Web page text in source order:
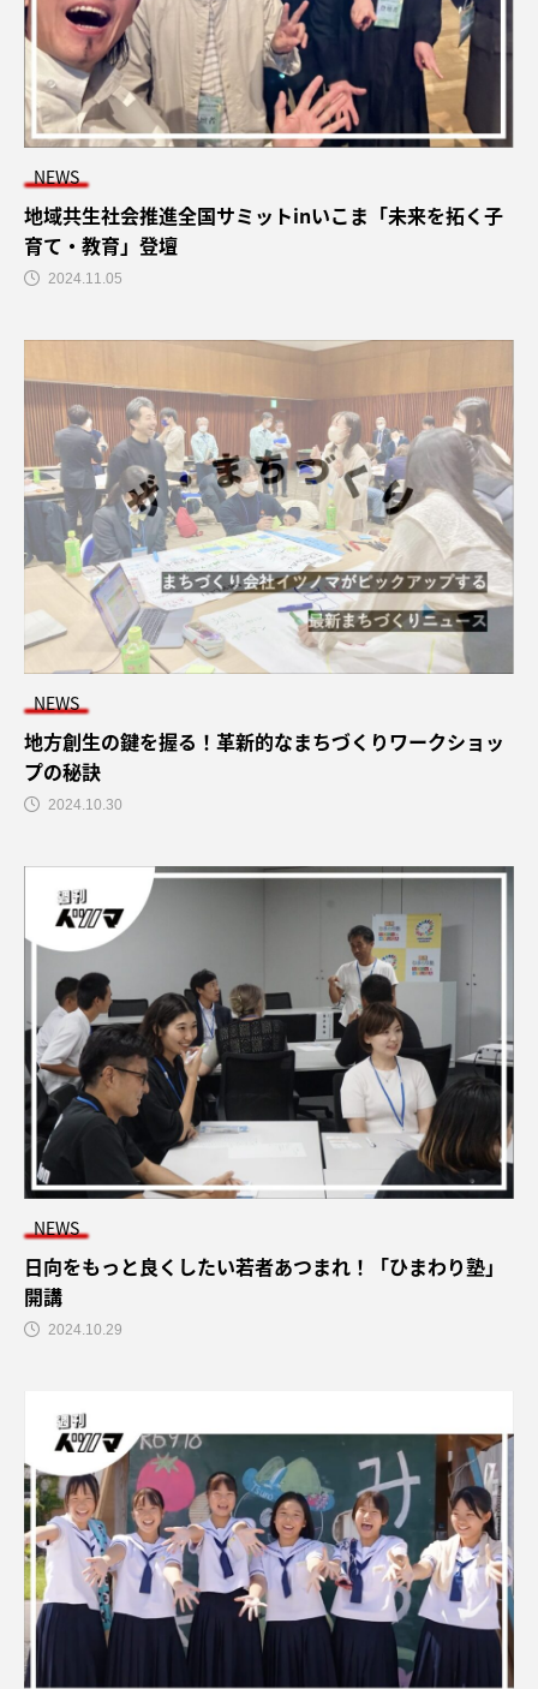
NEWS
地域共生社会推進全国サミットinいこま「未来を拓く子
育て・教育」登壇
2024.11.05
NEWS
地方創生の鍵を握る！革新的なまちづくりワークショッ
プの秘訣
2024.10.30
NEWS
日向をもっと良くしたい若者あつまれ！「ひまわり塾」
開講
2024.10.29